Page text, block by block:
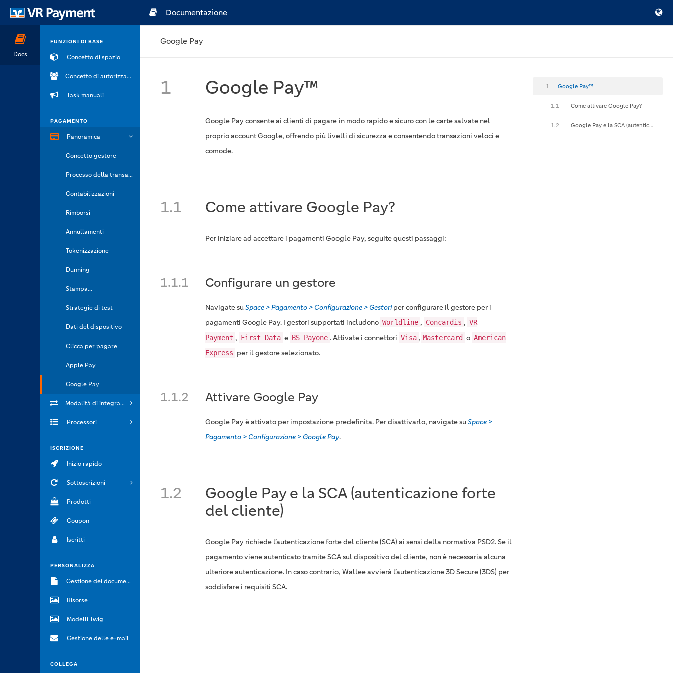
Docs
FUNZIONI DI BASE
Concetto di spazio
Concetto di autorizzazione
Task manuali
PAGAMENTO
Panoramica
Concetto gestore
Processo della transazione
Contabilizzazioni
Rimborsi
Annullamenti
Tokenizzazione
Dunning
Stampa...
Strategie di test
Dati del dispositivo
Clicca per pagare
Apple Pay
Google Pay
Modalità di integrazione
Processori
ISCRIZIONE
Inizio rapido
Sottoscrizioni
Prodotti
Coupon
Iscritti
PERSONALIZZA
Gestione dei documenti
Risorse
Modelli Twig
Gestione delle e-mail
COLLEGA
Documentazione
Google Pay
1 Google Pay™
Google Pay consente ai clienti di pagare in modo rapido e sicuro con le carte salvate nel
proprio account Google, offrendo più livelli di sicurezza e consentendo transazioni veloci e
comode.
1.1 Come attivare Google Pay?
Per iniziare ad accettare i pagamenti Google Pay, seguite questi passaggi:
1.1.1 Configurare un gestore
Navigate suSpace > Pagamento > Configurazione > Gestoriper configurare il gestore per i
pagamenti Google Pay. I gestori supportati includono Worldline , Concardis , VR
Payment , First Data e BS Payone . Attivate i connettori Visa , Mastercard o American
Express per il gestore selezionato.
1.1.2 Attivare Google Pay
Google Pay è attivato per impostazione predefinita. Per disattivarlo, navigate suSpace >
Pagamento > Configurazione > Google Pay.
1.2
Google Pay e la SCA (autenticazione forte
del cliente)
Google Pay richiede l’autenticazione forte del cliente (SCA) ai sensi della normativa PSD2. Se il
pagamento viene autenticato tramite SCA sul dispositivo del cliente, non è necessaria alcuna
ulteriore autenticazione. In caso contrario, Wallee avvierà l’autenticazione 3D Secure (3DS) per
soddisfare i requisiti SCA.
1 Google Pay™
1.1 Come attivare Google Pay?
1.2 Google Pay e la SCA (autenticazione forte del cliente)